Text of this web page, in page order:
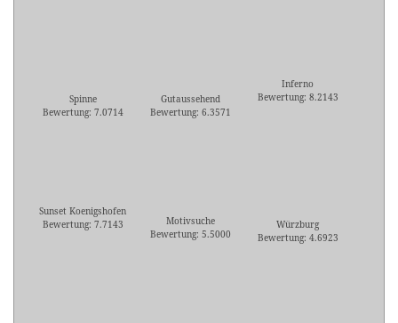
Spinne
Bewertung: 7.0714
Gutaussehend
Bewertung: 6.3571
Inferno
Bewertung: 8.2143
Sunset Koenigshofen
Bewertung: 7.7143
Motivsuche
Bewertung: 5.5000
Würzburg
Bewertung: 4.6923